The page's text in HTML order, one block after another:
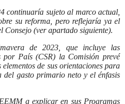
continuaría sujeto al marco actual,
su reforma, pero reflejaría ya el
Consejo (ver apartado siguiente).
de 2023, que incluye las
por País (CSR) la Comisión prevé
de sus orientaciones para
del gasto primario neto y el énfasis
a explicar en sus Programas